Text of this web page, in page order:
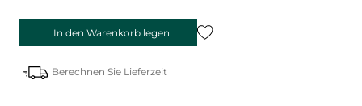
In den Warenkorb legen
Berechnen Sie Lieferzeit